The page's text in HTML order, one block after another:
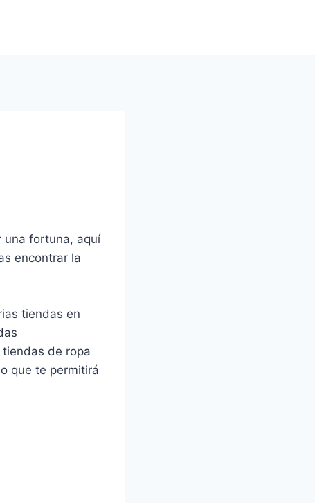
una fortuna, aquí
encontrar la
tiendas en
de ropa
que te permitirá